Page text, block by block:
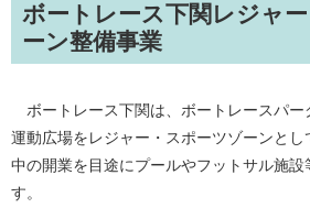
ボートレース下関レジャ
ーン整備事業
ボートレース下関は、ボートレースパー
運動広場をレジャー・スポーツゾーンと
中の開業を目途にプールやフットサル施設
す。